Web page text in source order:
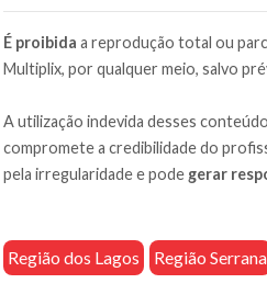
É proibida a reprodução total ou
Multiplix, por qualquer meio, salvo
A utilização indevida desses
compromete a credibilidade do
pela irregularidade e pode gerar
Região dos Lagos Região Serrana